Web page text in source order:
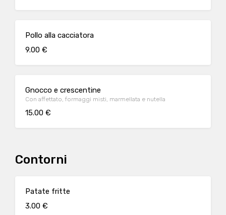
Pollo alla cacciatora
9.00 €
Gnocco e crescentine
Con affettato, formaggi misti, marmellata e nutella
15.00 €
Contorni
Patate fritte
3.00 €